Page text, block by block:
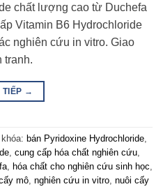
chất lượng cao từ Duchefa
Vitamin B6 Hydrochloride
nghiên cứu in vitro. Giao
tranh.
TIẾP →
bán Pyridoxine Hydrochloride
cung cấp hóa chất nghiên cứu
hóa chất cho nghiên cứu sinh học
mô nghiên cứu in vitro nuôi cấy